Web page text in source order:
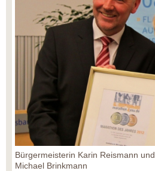
Bürgermeisterin Karin Reismann und
Michael Brinkmann